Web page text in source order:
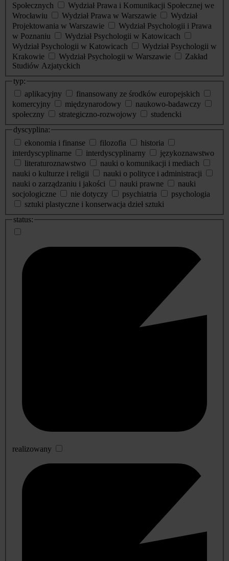
Społecznych
Wydział Prawa i Komunikacji Społecznej we
Wrocławiu
Wydział Prawa w Warszawie
Wydział
Projektowania w Warszawie
Wydział Psychologii i Prawa
w Poznaniu
Wydział Psychologii w Katowicach
Wydział Psychologii w Katowicach
Wydział Psychologii w
Krakowie
Wydział Psychologii w Warszawie
Zakład
Studiów Azjatyckich
typ:
aplikacyjny
finansowany ze środków europejskich
komercyjny
międzynarodowy
naukowo-badawczy
społeczny
strategiczno-rozwojowy
studencki
dyscyplina:
ekonomia i finanse
filozofia
historia
interdyscyplinarne
interdyscyplinarny
językoznawstwo
literaturoznawstwo
nauki o komunikacji i mediach
nauki o kulturze i religii
nauki o polityce i administracji
nauki o zarządzaniu i jakości
nauki prawne
nauki
socjologiczne
nie dotyczy psychiatria
psychologia
sztuki plastyczne i konserwacja dzieł sztuki
status:
realizowany